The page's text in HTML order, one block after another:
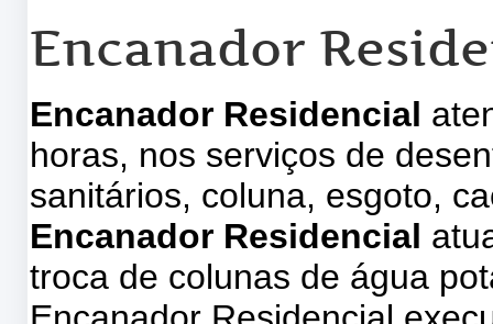
Encanador
Encanador Residencial
horas, nos serviços de
sanitários, coluna, esgoto,
Encanador Residencial
troca de colunas de água